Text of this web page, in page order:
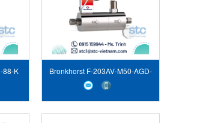
88-K
Bronkhorst F-203AV-M50-AGD-
44-V Máy đo lưu lượng